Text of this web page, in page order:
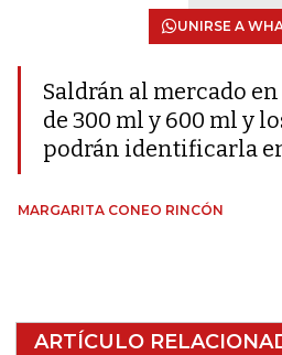
UNIRSE A
Saldrán al mercado
de 300 ml y 600 ml y
podrán identificarla
MARGARITA CONEO RINCÓN
ARTÍCULO